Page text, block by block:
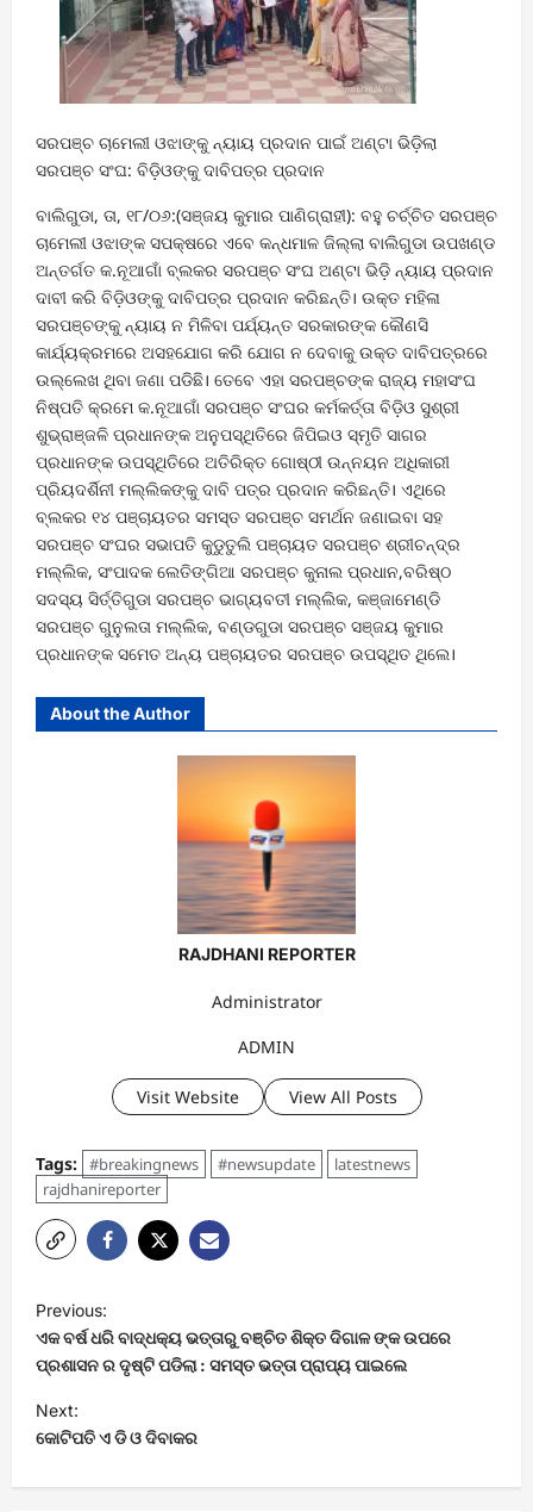
ସରପଞ୍ଚ ଚାମେଲୀ ଓଝାଙ୍କୁ ନ୍ୟାୟ ପ୍ରଦାନ ପାଇଁ ଅଣ୍ଟା ଭିଡ଼ିଲା
ସରପଞ୍ଚ ସଂଘ: ବିଡ଼ିଓଙ୍କୁ ଦାବିପତ୍ର ପ୍ରଦାନ
ବାଲିଗୁଡା, ତା, ୧୮/୦୬:(ସଞ୍ଜୟ କୁମାର ପାଣିଗ୍ରାହୀ): ବହୁ ଚର୍ଚ୍ଚିତ ସରପଞ୍ଚ
ଚାମେଲୀ ଓଝାଙ୍କ ସପକ୍ଷରେ ଏବେ କନ୍ଧମାଳ ଜିଲ୍ଲା ବାଲିଗୁଡା ଉପଖଣ୍ଡ
ଅନ୍ତର୍ଗତ କ.ନୂଆଗାଁ ବ୍ଲକର ସରପଞ୍ଚ ସଂଘ ଅଣ୍ଟା ଭିଡ଼ି ନ୍ୟାୟ ପ୍ରଦାନ
ଦାବୀ କରି ବିଡ଼ିଓଙ୍କୁ ଦାବିପତ୍ର ପ୍ରଦାନ କରିଛନ୍ତି। ଉକ୍ତ ମହିଳା
ସରପଞ୍ଚଙ୍କୁ ନ୍ୟାୟ ନ ମିଳିବା ପର୍ଯ୍ୟନ୍ତ ସରକାରଙ୍କ କୌଣସି
କାର୍ଯ୍ୟକ୍ରମରେ ଅସହଯୋଗ କରି ଯୋଗ ନ ଦେବାକୁ ଉକ୍ତ ଦାବିପତ୍ରରେ
ଉଲ୍ଲେଖ ଥିବା ଜଣା ପଡିଛି। ତେବେ ଏହା ସରପଞ୍ଚଙ୍କ ରାଜ୍ୟ ମହାସଂଘ
ନିଷ୍ପତି କ୍ରମେ କ.ନୂଆଗାଁ ସରପଞ୍ଚ ସଂଘର କର୍ମକର୍ତ୍ତା ବିଡ଼ିଓ ସୁଶ୍ରୀ
ଶୁଭ୍ରାଞ୍ଜଳି ପ୍ରଧାନଙ୍କ ଅନୁପସ୍ଥିତିରେ ଜିପିଇଓ ସ୍ମୃତି ସାଗର
ପ୍ରଧାନଙ୍କ ଉପସ୍ଥିତିରେ ଅତିରିକ୍ତ ଗୋଷ୍ଠୀ ଉନ୍ନୟନ ଅଧିକାରୀ
ପ୍ରିୟଦର୍ଶିନୀ ମଲ୍ଲିକଙ୍କୁ ଦାବି ପତ୍ର ପ୍ରଦାନ କରିଛନ୍ତି। ଏଥିରେ
ବ୍ଲକର ୧୪ ପଞ୍ଚାୟତର ସମସ୍ତ ସରପଞ୍ଚ ସମର୍ଥନ ଜଣାଇବା ସହ
ସରପଞ୍ଚ ସଂଘର ସଭାପତି କୁଡୁତୁଲି ପଞ୍ଚାୟତ ସରପଞ୍ଚ ଶ୍ରୀଚନ୍ଦ୍ର
ମଲ୍ଲିକ, ସଂପାଦକ ଲେତିଙ୍ଗିଆ ସରପଞ୍ଚ କୁନାଲ ପ୍ରଧାନ,ବରିଷ୍ଠ
ସଦସ୍ୟ ସିର୍ତ୍ତିଗୁଡା ସରପଞ୍ଚ ଭାଗ୍ୟବତୀ ମଲ୍ଲିକ, କଞ୍ଜାମେଣ୍ଡି
ସରପଞ୍ଚ ଗୁନୁଲତା ମଲ୍ଲିକ, ବଣ୍ଡଗୁଡା ସରପଞ୍ଚ ସଞ୍ଜୟ କୁମାର
ପ୍ରଧାନଙ୍କ ସମେତ ଅନ୍ୟ ପଞ୍ଚାୟତର ସରପଞ୍ଚ ଉପସ୍ଥିତ ଥିଲେ।
About the Author
RAJDHANI REPORTER
Administrator
ADMIN
Visit Website View All Posts
Tags: #breakingnews #newsupdate
latestnews
rajdhanireporter
P
o
s
t
n
a
Previous:
ଏକ ବର୍ଷ ଧରି ବାଦ୍ଧକ୍ୟ ଭତ୍ତାରୁ ବଞ୍ଚିତ ଶିକ୍ତ ଦିଗାଳ ଙ୍କ ଉପରେ
ପ୍ରଶାସନ ର ଦୃଷ୍ଟି ପଡିଲା : ସମସ୍ତ ଭତ୍ତା ପ୍ରାପ୍ୟ ପାଇଲେ
Next:
କୋଟିପତି ଏ ଡି ଓ ଦିବାକର